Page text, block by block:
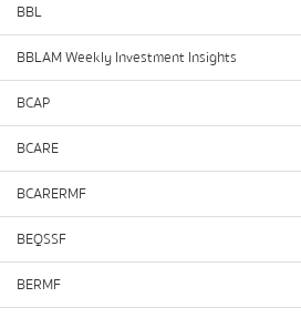
BBL
BBLAM Weekly Investment Insights
BCAP
BCARE
BCARERMF
BEQSSF
BERMF